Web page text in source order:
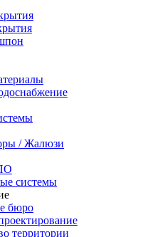
/ Жалюзи
системы
бюро
территории